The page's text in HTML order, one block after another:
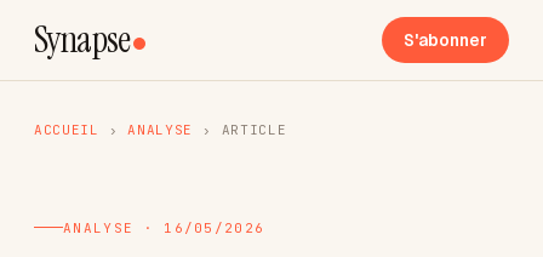
Synapse S'abonner
ACCUEIL › ANALYSE › ARTICLE
ANALYSE · 16/05/2026